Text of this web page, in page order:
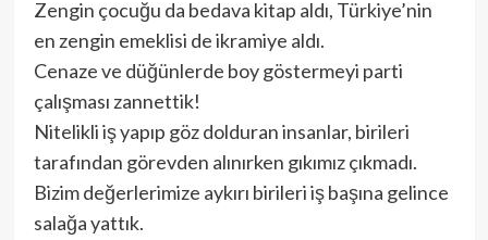
Zengin çocuğu da bedava kitap aldı, Türkiye’nin
en zengin emeklisi de ikramiye aldı.
Cenaze ve düğünlerde boy göstermeyi parti
çalışması zannettik!
Nitelikli iş yapıp göz dolduran insanlar, birileri
tarafından görevden alınırken gıkımız çıkmadı.
Bizim değerlerimize aykırı birileri iş başına gelince
salağa yattık.